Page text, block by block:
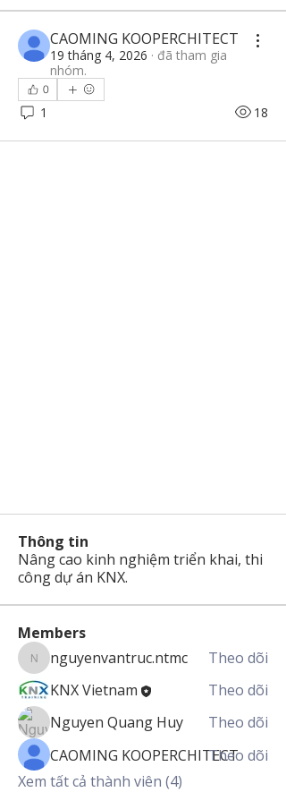
CAOMING KOOPERCHITECT
19 tháng 4, 2026 · đã tham gia
nhóm.
0
1 18
Thông tin
Nâng cao kinh nghiệm triển khai, thi
công dự án KNX.
Members
nguyenvantruc.ntmc
nguyenvantruc.ntmc
Theo dõi
KNX Vietnam
Theo dõi
Nguyen Quang Huy
Theo dõi
CAOMING KOOPERCHITECTTheo dõi
Xem tất cả thành viên (4)